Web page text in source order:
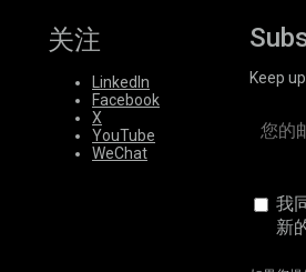
关注
LinkedIn
Facebook
X
YouTube
WeChat
Keep
我
新